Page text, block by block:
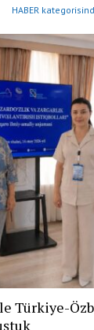
HABER
Türkiye-